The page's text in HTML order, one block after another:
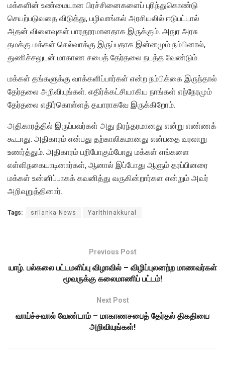
மக்களின் உண்மையான பிரச்சினைகளைப் புரிந்துகொண்டு
செயற்படுவதை விடுத்து, பழிவாங்கல் அரசியலில் ஈடுபட்டால்
அதன் விளைவுகள் பாரதூரமானதாக இருக்கும். அநுர அரசு
தமக்கு மக்கள் செல்வாக்கு இருப்பதாக இன்னமும் நம்பினால்,
துணிச்சலுடன் மாகாண சபைத் தேர்தலை நடத்த வேண்டும்.
மக்கள் தங்களுக்கு வாக்களிப்பார்கள் என்ற நம்பிக்கை இருந்தால்
தேர்தலை அறிவியுங்கள். எதிர்க்கட்சியாகிய நாங்கள் எந்நேரமும்
தேர்தலை எதிர்கொள்ளத் தயாராகவே இருக்கிறோம்.
அதிகாரத்தில் இருப்பவர்கள் அது நிரந்தரமானது என்று எண்ணக்
கூடாது. அதிகாரம் என்பது தற்காலிகமானது என்பதை வரலாறு
உணர்த்தும். அதிகாரம் பறிபோகும்போது மக்கள் எங்களை
எள்ளிநகையாடினார்கள், ஆனால் இப்போது ஆளும் தரப்பினரை
மக்கள் உன்னிப்பாகக் கவனித்து வருகின்றார்கள என்றும் அவர்
அறிவுறுத்தினார்.
Tags: srilanka News Yarlthinakkural
Previous Post
யாழ். பல்கலை பட்டமளிப்பு விழாவில் – விழிப்புலனற்ற மாணவர்கள்
மூவருக்கு கலைமாணிப் பட்டம்!
Next Post
வாய்ச்சவால் வேண்டாம் – மாகாணசபைத் தேர்தல் திகதியை
அறிவியுங்கள்!